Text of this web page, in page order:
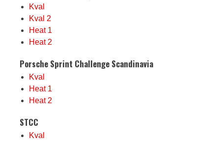
Kval
Kval 2
Heat 1
Heat 2
Porsche Sprint Challenge Scandinavia
Kval
Heat 1
Heat 2
STCC
Kval